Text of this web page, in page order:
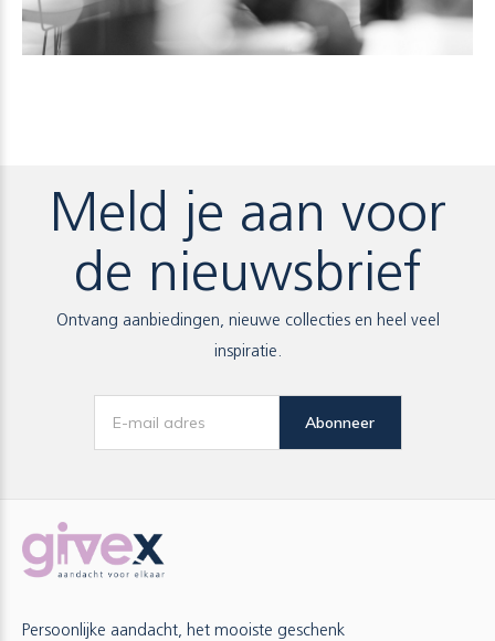
Meld je aan voor
de nieuwsbrief
Ontvang aanbiedingen, nieuwe collecties en heel veel
inspiratie.
Abonneer
Persoonlijke aandacht, het mooiste geschenk